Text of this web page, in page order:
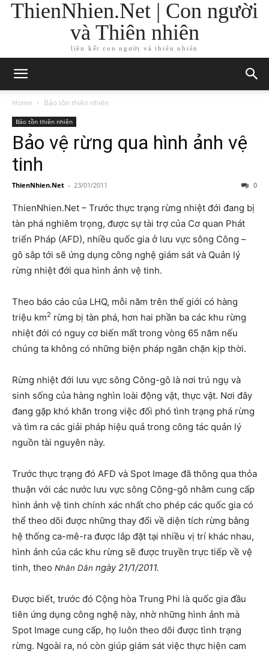
ThienNhien.Net | Con người
và Thiên nhiên
liên kết con người và thiên nhiên
Home Bảo tồn thiên nhiên
Bảo tồn thiên nhiên
Bảo vệ rừng qua hình ảnh vệ
tinh
ThienNhien.Net - 23/01/2011 0
ThienNhien.Net – Trước thực trạng rừng nhiệt đới đang bị
tàn phá nghiêm trọng, được sự tài trợ của Cơ quan Phát
triển Pháp (AFD), nhiều quốc gia ở lưu vực sông Công –
gô sắp tới sẽ ứng dụng công nghệ giám sát và Quản lý
rừng nhiệt đới qua hình ảnh vệ tinh.
Theo báo cáo của LHQ, mỗi năm trên thế giới có hàng
triệu km2 rừng bị tàn phá, hơn hai phần ba các khu rừng
nhiệt đới có nguy cơ biến mất trong vòng 65 năm nếu
chúng ta không có những biện pháp ngăn chặn kịp thời.
Rừng nhiệt đới lưu vực sông Công-gô là nơi trú ngụ và
sinh sống của hàng nghìn loài động vật, thực vật. Nơi đây
đang gặp khó khăn trong việc đối phó tình trạng phá rừng
và tìm ra các giải pháp hiệu quả trong công tác quản lý
nguồn tài nguyên này.
Trước thực trạng đó AFD và Spot Image đã thông qua thỏa
thuận với các nước lưu vực sông Công-gô nhằm cung cấp
hình ảnh vệ tinh chính xác nhất cho phép các quốc gia có
thể theo dõi được những thay đổi về diện tích rừng bằng
hệ thống ca-mê-ra được lắp đặt tại nhiều vị trí khác nhau,
hình ảnh của các khu rừng sẽ được truyền trực tiếp về vệ
tinh, theo Nhân Dân ngày 21/1/2011.
Được biết, trước đó Cộng hòa Trung Phi là quốc gia đầu
tiên ứng dụng công nghệ này, nhờ những hình ảnh mà
Spot Image cung cấp, họ luôn theo dõi được tình trạng
rừng. Ngoài ra, nó còn giúp giám sát việc thực hiện cam